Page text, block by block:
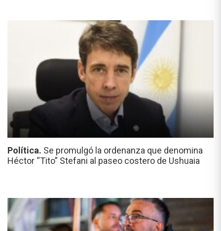
Política. Se promulgó la ordenanza que denomina
Héctor “Tito” Stefani al paseo costero de Ushuaia